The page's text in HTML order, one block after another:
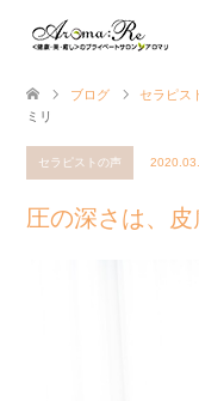
ブログ セラピス
ミリ
セラピストの声
圧の深さは、